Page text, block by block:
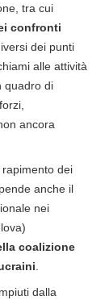
tra cui
confronti
dei punti
alle attività
quadro di
ancora
rapimento dei
anche il
nei
coalizione
dalla